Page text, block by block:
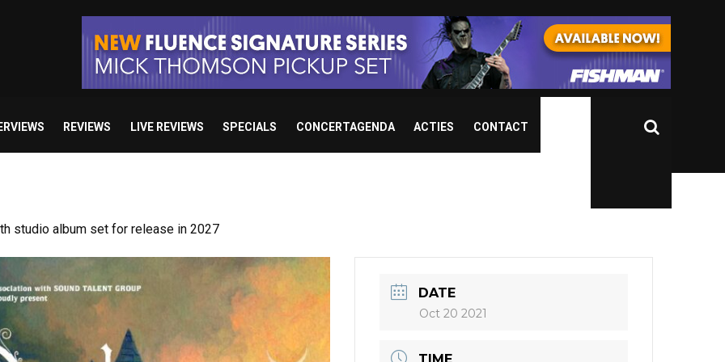
REVIEWS LIVE REVIEWS SPECIALS CONCERTAGENDA ACTIES CONTACT
studio album set for release in 2027
DATE
Oct 20 2021